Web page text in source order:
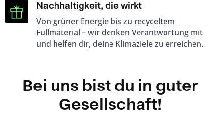
Nachhaltigkeit, die wirkt
Von grüner Energie bis zu recyceltem
Füllmaterial – wir denken Verantwortung mit
und helfen dir, deine Klimaziele zu erreichen.
Bei uns bist du in guter
Gesellschaft!